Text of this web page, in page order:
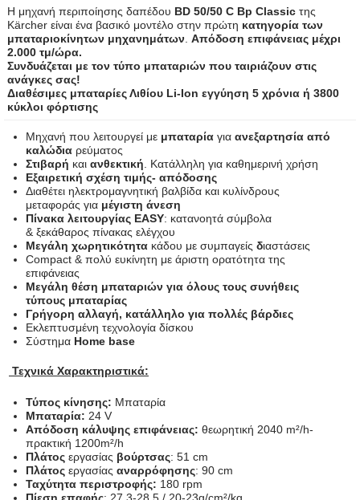
Η μηχανή περιποίησης δαπέδου BD 50/50 C Bp Classic της
Kärcher είναι ένα βασικό μοντέλο στην πρώτη κατηγορία των
μπαταριοκίνητων μηχανημάτων. Απόδοση επιφάνειας μέχρι
2.000 τμ/ώρα.
Συνδυάζεται με τον τύπο μπαταριών που ταιριάζουν στις
ανάγκες σας!
Διαθέσιμες μπαταρίες Λιθίου Li-Ion εγγύηση 5 χρόνια ή 3800
κύκλοι φόρτισης
Μηχανή που λειτουργεί με μπαταρία για ανεξαρτησία από
καλώδιαρεύματος
Στιβαρή και ανθεκτική. Κατάλληλη για καθημερινή χρήση
Εξαιρετική σχέση τιμής- απόδοσης
Διαθέτει ηλεκτρομαγνητική βαλβίδα και κυλίνδρους
μεταφοράς για μέγιστη άνεση
Πίνακα λειτουργίας EASY: κατανοητά σύμβολα
& ξεκάθαρος πίνακας ελέγχου
Μεγάλη χωρητικότητα κάδου με συμπαγείς διαστάσεις
Compact & πολύ ευκίνητη με άριστη ορατότητα της
επιφάνειας
Μεγάλη θέση μπαταριών για όλους τους συνήθεις
τύπους μπαταρίας
Γρήγορη αλλαγή, κατάλληλο για πολλές βάρδιες
Εκλεπτυσμένη τεχνολογία δίσκου
Σύστημα Home base
Τεχνικά Χαρακτηριστικά:
Τύπος κίνησης: Μπαταρία
Μπαταρία: 24 V
Απόδοση κάλυψης επιφάνειας: θεωρητική 2040 m²/h-
πρακτική 1200m²/h
Πλάτοςεργασίας βούρτσας: 51 cm
Πλάτοςεργασίας αναρρόφησης: 90 cm
Ταχύτητα περιστροφής: 180 rpm